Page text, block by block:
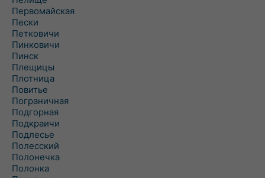
Первомайская
Пески
Петковичи
Пинковичи
Пинск
Плещицы
Плотница
Повитье
Пограничная
Подгорная
Подкраичи
Подлесье
Полесский
Полонечка
Полонка